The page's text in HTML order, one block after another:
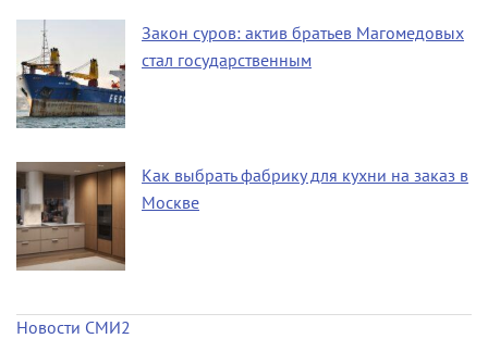
Закон суров: актив братьев Магомедовых
стал государственным
Как выбрать фабрику для кухни на заказ в
Москве
Новости СМИ2